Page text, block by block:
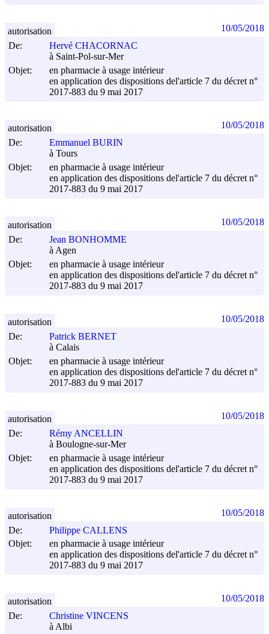
De:
Hervé CHACORNAC
à Saint-Pol-sur-Mer
Objet:
en pharmacie à usage intérieur
en application des dispositions del'article 7 du décret n°
2017-883 du 9 mai 2017
autorisation 10/05/2018
De:
Emmanuel BURIN
à Tours
Objet:
en pharmacie à usage intérieur
en application des dispositions del'article 7 du décret n°
2017-883 du 9 mai 2017
autorisation 10/05/2018
De:
Jean BONHOMME
à Agen
Objet:
en pharmacie à usage intérieur
en application des dispositions del'article 7 du décret n°
2017-883 du 9 mai 2017
autorisation 10/05/2018
De:
Patrick BERNET
à Calais
Objet:
en pharmacie à usage intérieur
en application des dispositions del'article 7 du décret n°
2017-883 du 9 mai 2017
autorisation 10/05/2018
De:
Rémy ANCELLIN
à Boulogne-sur-Mer
Objet:
en pharmacie à usage intérieur
en application des dispositions del'article 7 du décret n°
2017-883 du 9 mai 2017
autorisation 10/05/2018
De:
Philippe CALLENS
Objet:
en pharmacie à usage intérieur
en application des dispositions del'article 7 du décret n°
2017-883 du 9 mai 2017
autorisation 10/05/2018
De:
Christine VINCENS
à Albi
autorisation 10/05/2018